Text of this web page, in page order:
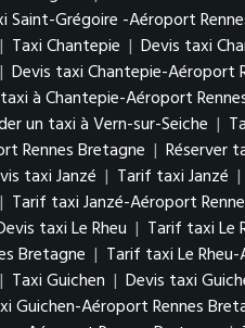
Saint-Grégoire -Aéroport
| Taxi Chantepie | Devis taxi
| Devis taxi Chantepie-Aéroport
à Chantepie-Aéroport
un taxi à Vern-sur-Seiche |
Rennes Bretagne | Réserver
taxi Janzé | Tarif taxi Janzé |
| Tarif taxi Janzé-Aéroport
taxi Le Rheu | Tarif taxi Le
Bretagne | Tarif taxi Le
| Taxi Guichen | Devis taxi
Guichen-Aéroport Rennes